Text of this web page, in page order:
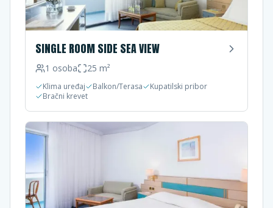
SINGLE ROOM SIDE SEA VIEW
1 osoba 25 m²
Klima uređaj Balkon/Terasa
Kupatilski pribor
Bračni krevet